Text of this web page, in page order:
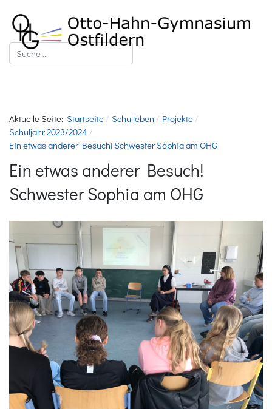
Suchen
Aktuelle Seite: Startseite Schulleben
Projekte
Schuljahr 2023/2024
Ein etwas anderer Besuch! Schwester Sophia am OHG
Ein etwas anderer Besuch!
Schwester Sophia am OHG